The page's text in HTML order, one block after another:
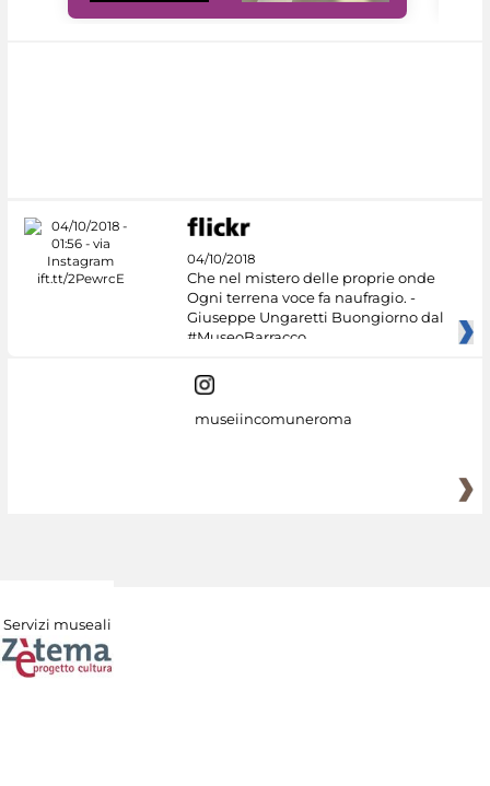
04/10/2018
Che nel mistero delle proprie onde
Ogni terrena voce fa naufragio. -
Giuseppe Ungaretti Buongiorno dal
#MuseoBarracco
museiincomuneroma
Servizi museali